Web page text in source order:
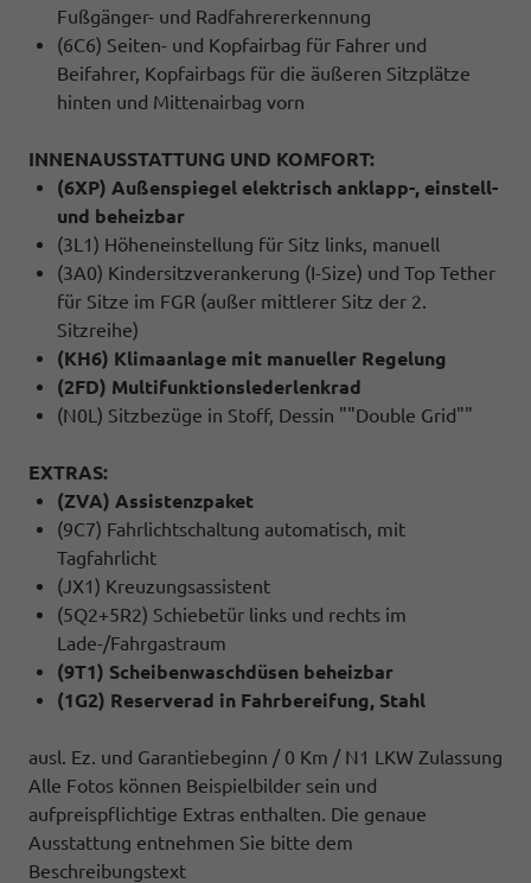
Fußgänger- und Radfahrererkennung
(6C6) Seiten- und Kopfairbag für Fahrer und
Beifahrer, Kopfairbags für die äußeren Sitzplätze
hinten und Mittenairbag vorn
INNENAUSSTATTUNG UND KOMFORT:
(6XP) Außenspiegel elektrisch anklapp-, einstell-
und beheizbar
(3L1) Höheneinstellung für Sitz links, manuell
(3A0) Kindersitzverankerung (I-Size) und Top Tether
für Sitze im FGR (außer mittlerer Sitz der 2.
Sitzreihe)
(KH6) Klimaanlage mit manueller Regelung
(2FD) Multifunktionslederlenkrad
(N0L) Sitzbezüge in Stoff, Dessin ""Double Grid""
EXTRAS:
(ZVA) Assistenzpaket
(9C7) Fahrlichtschaltung automatisch, mit
Tagfahrlicht
(JX1) Kreuzungsassistent
(5Q2+5R2) Schiebetür links und rechts im
Lade-/Fahrgastraum
(9T1) Scheibenwaschdüsen beheizbar
(1G2) Reserverad in Fahrbereifung, Stahl
ausl. Ez. und Garantiebeginn / 0 Km / N1 LKW Zulassung
Alle Fotos können Beispielbilder sein und
aufpreispflichtige Extras enthalten. Die genaue
Ausstattung entnehmen Sie bitte dem
Beschreibungstext